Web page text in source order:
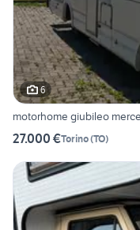
6
motorhome giubileo
27.000 €Torino(TO)